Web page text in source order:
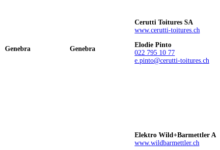
Genebra Genebra
Cerutti Toitures SA
www.cerutti-toitures.ch
Elodie Pinto
022 795 10 77
e.pinto@cerutti-toitures.ch
Elektro Wild+Barmettler
www.wildbarmettler.ch